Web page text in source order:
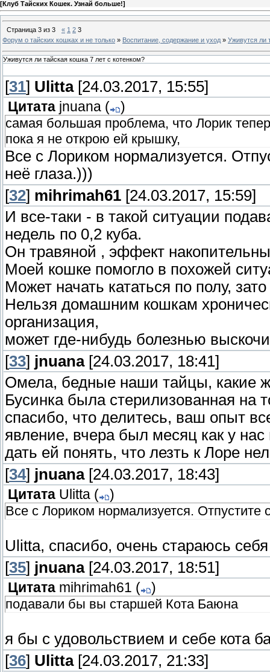
[Клуб Тайских Кошек. Узнай больше!]
Страница 3 из 3 « 1 2 3
Форум о тайских кошках и не только » Воспитание, содержание и уход » Уживутся ли
Уживутся ли тайская кошка 7 лет с котенком?
[31] Ulitta[24.03.2017, 15:55]
Цитата jnuana (
)
самая большая проблема, что Лорик
пока я не открою ей крышку,
Все с Лориком нормализуется.
неё глаза.)))
[32] mihrimah61 [24.03.2017, 15:59]
И все-таки - в такой ситуации
недель по 0,2 куба.
Он травяной , эффект
Моей кошке помогло в похожей
Может начать кататься по полу,
Нельзя домашним кошкам
организация,
может где-нибудь болезнью
[33] jnuana[24.03.2017, 18:41]
Омела, бедные наши тайцы, какие
Бусинка была стерилизованная на
спасибо, что делитесь, ваш опыт
явление, вчера был месяц как у
дать ей понять, что лезть к Лоре
[34] jnuana[24.03.2017, 18:43]
Цитата Ulitta (
)
Все с Лориком нормализуется. Отпустите
Ulitta, спасибо, очень стараюсь
[35] jnuana[24.03.2017, 18:51]
Цитата mihrimah61 (
)
подавали бы вы старшей Кота Баюна
я бы с удовольствием и себе кота
[36] Ulitta[24.03.2017, 21:33]